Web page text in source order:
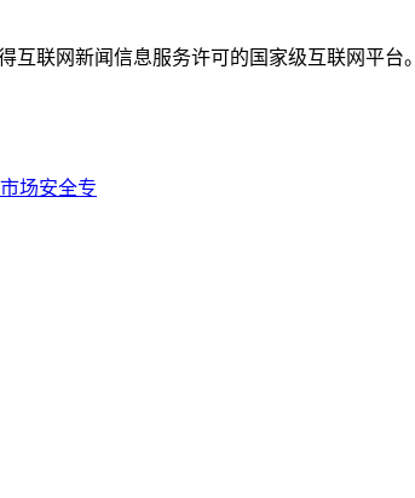
联网新闻信息服务许可的国家级互联网平台。
场安全专